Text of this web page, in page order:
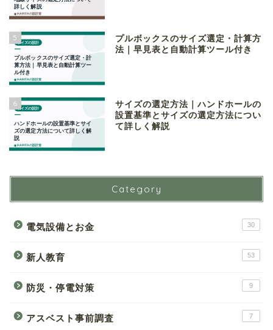
5
プルボックスのサイズ選定・計算方
法｜早見表と自動計算ツール付き
6
サイズの選定方法｜ハンドホールの
設置基準とサイズの選定方法につい
て詳しく解説
Category
電気設備とお金 30
新人教育 53
防災・停電対策 9
アスベスト事前調査 7